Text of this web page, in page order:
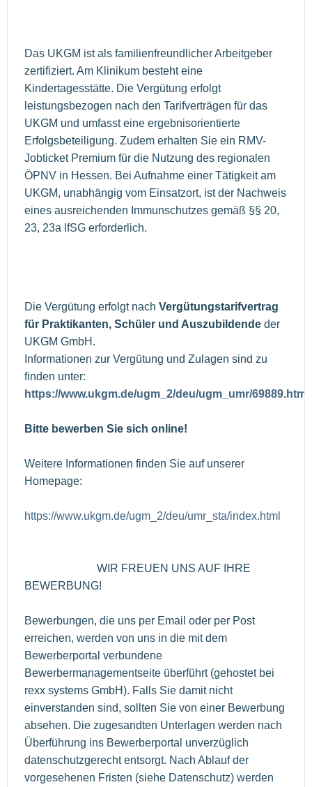
Das UKGM ist als familienfreundlicher Arbeitgeber
zertifiziert. Am Klinikum besteht eine
Kindertagesstätte. Die Vergütung erfolgt
leistungsbezogen nach den Tarifverträgen für das
UKGM und umfasst eine ergebnisorientierte
Erfolgsbeteiligung. Zudem erhalten Sie ein RMV-
Jobticket Premium für die Nutzung des regionalen
ÖPNV in Hessen. Bei Aufnahme einer Tätigkeit am
UKGM, unabhängig vom Einsatzort, ist der Nachweis
eines ausreichenden Immunschutzes gemäß §§ 20,
23, 23a IfSG erforderlich.
Die Vergütung erfolgt nach Vergütungstarifvertrag
für Praktikanten, Schüler und Auszubildende der
UKGM GmbH.
Informationen zur Vergütung und Zulagen sind zu
finden unter:
https://www.ukgm.de/ugm_2/deu/ugm_umr/69889.html
Bitte bewerben Sie sich online!
Weitere Informationen finden Sie auf unserer
Homepage:
https://www.ukgm.de/ugm_2/deu/umr_sta/index.html
WIR FREUEN UNS AUF IHRE
BEWERBUNG!
Bewerbungen, die uns per Email oder per Post
erreichen, werden von uns in die mit dem
Bewerberportal verbundene
Bewerbermanagementseite überführt (gehostet bei
rexx systems GmbH). Falls Sie damit nicht
einverstanden sind, sollten Sie von einer Bewerbung
absehen. Die zugesandten Unterlagen werden nach
Überführung ins Bewerberportal unverzüglich
datenschutzgerecht entsorgt. Nach Ablauf der
vorgesehenen Fristen (siehe Datenschutz) werden